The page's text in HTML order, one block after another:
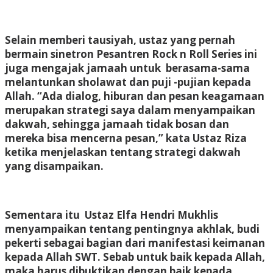
Selain memberi tausiyah, ustaz yang pernah
bermain sinetron Pesantren Rock n Roll Series ini
juga mengajak jamaah untuk berasama-sama
melantunkan sholawat dan puji -pujian kepada
Allah. “Ada dialog, hiburan dan pesan keagamaan
merupakan strategi saya dalam menyampaikan
dakwah, sehingga jamaah tidak bosan dan
mereka bisa mencerna pesan,” kata Ustaz Riza
ketika menjelaskan tentang strategi dakwah
yang disampaikan.
Sementara itu Ustaz Elfa Hendri Mukhlis
menyampaikan tentang pentingnya akhlak, budi
pekerti sebagai bagian dari manifestasi keimanan
kepada Allah SWT. Sebab untuk baik kepada Allah,